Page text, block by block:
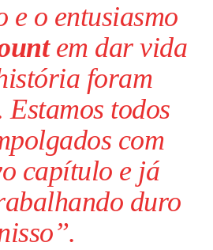
e o entusiasmo
em dar vida
foram
todos
com
capítulo e já
duro